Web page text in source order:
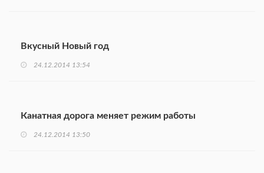
Вкусный Новый год
24.12.2014 13:54
Канатная дорога меняет режим работы
24.12.2014 13:50